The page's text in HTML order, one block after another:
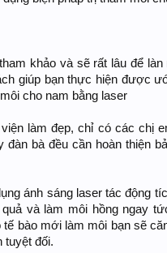
khảo và sẽ rất lâu để
giúp bạn thực hiện được
cho nam bằng laser
làm đẹp, chỉ có các chị
bà đều cần hoàn thiện
ánh sáng laser tác động
và làm môi hồng ngay
bào mới làm môi bạn sẽ
tuyệt đối.